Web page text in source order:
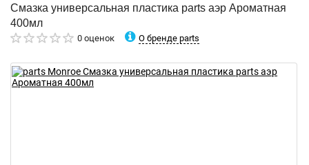
Смазка универсальная пластика parts аэр Ароматная
400мл
0 оценок О бренде parts